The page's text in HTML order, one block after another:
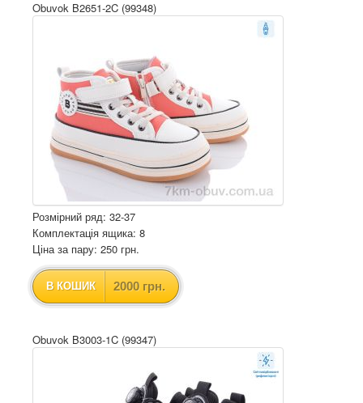
Obuvok B2651-2C (99348)
Розмірний ряд: 32-37
Комплектація ящика: 8
Ціна за пару: 250 грн.
В КОШИК 2000 грн.
Obuvok B3003-1C (99347)